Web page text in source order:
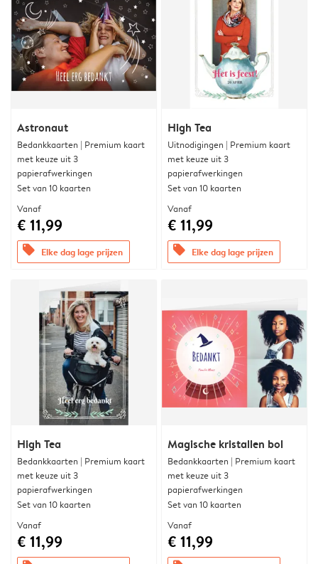
Astronaut
Bedankkaarten | Premium kaart
met keuze uit 3
papierafwerkingen
Set van 10 kaarten
Vanaf
€ 11,99
offers Elke dag lage prijzen
High Tea
Uitnodigingen | Premium kaart
met keuze uit 3
papierafwerkingen
Set van 10 kaarten
Vanaf
€ 11,99
offers Elke dag lage prijzen
High Tea
Bedankkaarten | Premium kaart
met keuze uit 3
papierafwerkingen
Set van 10 kaarten
Vanaf
€ 11,99
Magische kristallen bol
Bedankkaarten | Premium kaart
met keuze uit 3
papierafwerkingen
Set van 10 kaarten
Vanaf
€ 11,99